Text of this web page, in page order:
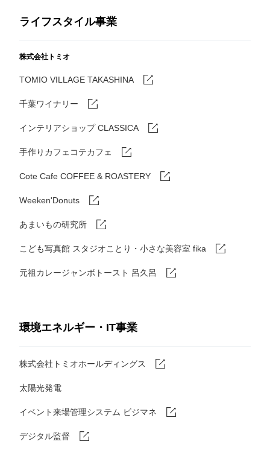
ライフスタイル事業
株式会社トミオ
TOMIO VILLAGE TAKASHINA
千葉ワイナリー
インテリアショップ CLASSICA
手作りカフェコテカフェ
Cote Cafe COFFEE & ROASTERY
Weeken'Donuts
あまいもの研究所
こども写真館 スタジオことり・小さな美容室 fika
元祖カレージャンボトースト 呂久呂
環境エネルギー・IT事業
株式会社トミオホールディングス
太陽光発電
イベント来場管理システム ビジマネ
デジタル監督